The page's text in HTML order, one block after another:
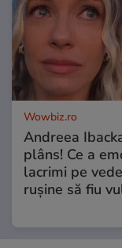
Wowbiz.ro
Andreea
plâns! Ce a
lacrimi pe
rușine să fiu